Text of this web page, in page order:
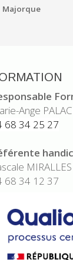
Majorque
Ange
68 34 25 27
MIRALLES
68 34 12 37